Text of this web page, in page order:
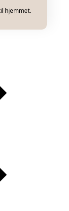
hjemmet.